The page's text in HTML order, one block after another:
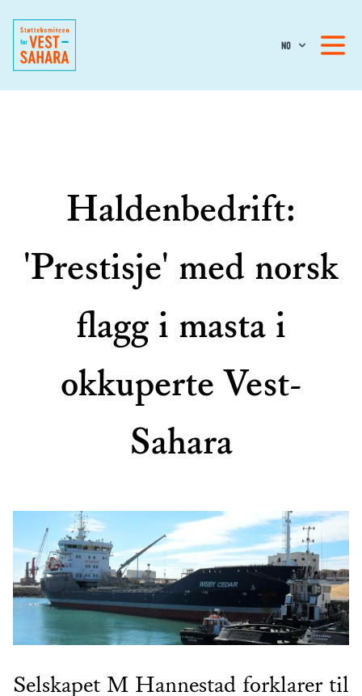
NO
Haldenbedrift:
'Prestisje' med norsk
flagg i masta i
okkuperte Vest-
Sahara
Selskapet M Hannestad forklarer til